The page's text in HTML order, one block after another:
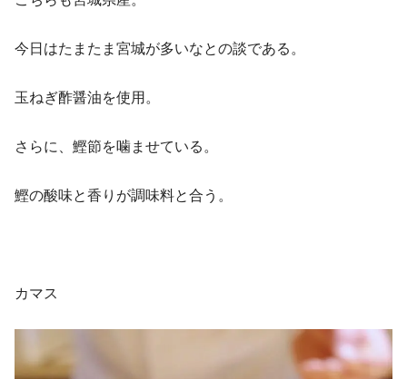
今日はたまたま宮城が多いなとの談である。
玉ねぎ酢醤油を使用。
さらに、鰹節を噛ませている。
鰹の酸味と香りが調味料と合う。
カマス